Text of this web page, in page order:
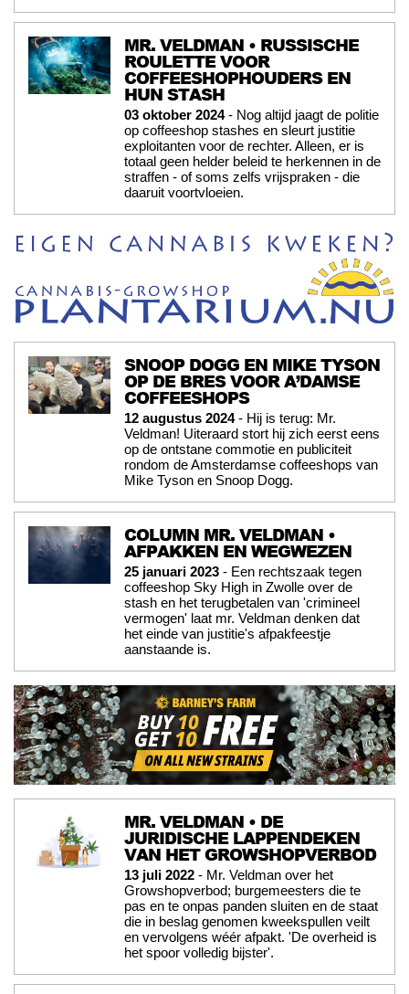
MR. VELDMAN • RUSSISCHE
ROULETTE VOOR
COFFEESHOPHOUDERS EN
HUN STASH
03 oktober 2024- Nog altijd jaagt de politie
op coffeeshop stashes en sleurt justitie
exploitanten voor de rechter. Alleen, er is
totaal geen helder beleid te herkennen in de
straffen - of soms zelfs vrijspraken - die
daaruit voortvloeien.
SNOOP DOGG EN MIKE TYSON
OP DE BRES VOOR A’DAMSE
COFFEESHOPS
12 augustus 2024- Hij is terug: Mr.
Veldman! Uiteraard stort hij zich eerst eens
op de ontstane commotie en publiciteit
rondom de Amsterdamse coffeeshops van
Mike Tyson en Snoop Dogg.
COLUMN MR. VELDMAN •
AFPAKKEN EN WEGWEZEN
25 januari 2023 - Een rechtszaak tegen
coffeeshop Sky High in Zwolle over de
stash en het terugbetalen van 'crimineel
vermogen' laat mr. Veldman denken dat
het einde van justitie's afpakfeestje
aanstaande is.
MR. VELDMAN • DE
JURIDISCHE LAPPENDEKEN
VAN HET GROWSHOPVERBOD
13 juli 2022 - Mr. Veldman over het
Growshopverbod; burgemeesters die te
pas en te onpas panden sluiten en de staat
die in beslag genomen kweekspullen veilt
en vervolgens wéér afpakt. 'De overheid is
het spoor volledig bijster'.